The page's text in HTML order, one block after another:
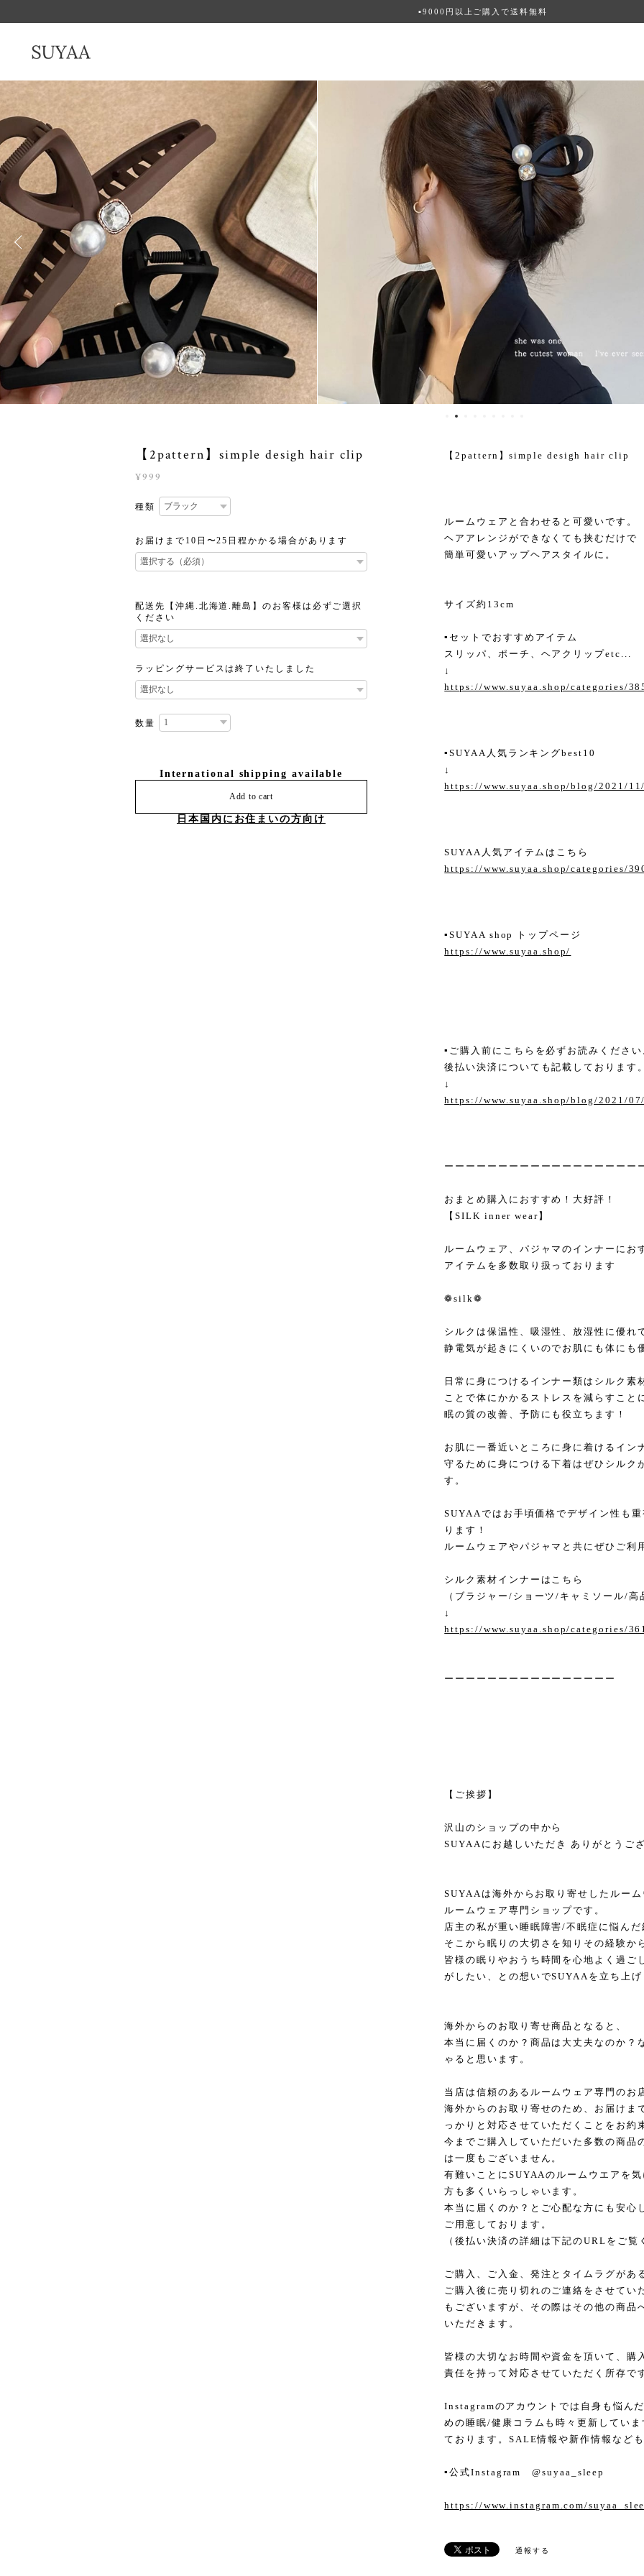
▪︎9000円以上ご購入で送料無料
【2pattern】simple desigh hair clip
¥999
種類
お届けまで10日〜25日程かかる場合があります
配送先【沖縄.北海道.離島】のお客様は必ずご選択
ください
ラッピングサービスは終了いたしました
数量
International shipping available
Add to cart
日本国内にお住まいの方向け
【2pattern】simple desigh hair clip
ルームウェアと合わせると可愛いです。
ヘアアレンジができなくても挟むだけで
簡単可愛いアップヘアスタイルに。
サイズ約13cm
▪︎セットでおすすめアイテム
スリッパ、ポーチ、ヘアクリップetc...
↓
https://www.suyaa.shop/categories/
▪︎SUYAA人気ランキングbest10
↓
https://www.suyaa.shop/blog/2021/
SUYAA人気アイテムはこちら
https://www.suyaa.shop/categories/
▪︎SUYAA shop トップページ
https://www.suyaa.shop/
▪︎ご購入前にこちらを必ずお読みください
後払い決済についても記載しております。
↓
https://www.suyaa.shop/blog/2021/
ーーーーーーーーーーーーーーーーーー
おまとめ購入におすすめ！大好評！
【SILK inner wear】
ルームウェア、パジャマのインナーにお
アイテムを多数取り扱っております
❁silk❁
シルクは保温性、吸湿性、放湿性に優れ
静電気が起きにくいのでお肌にも体にも
日常に身につけるインナー類はシルク素
ことで体にかかるストレスを減らすこと
眠の質の改善、予防にも役立ちます！
お肌に一番近いところに身に着けるイン
守るために身につける下着はぜひシルク
す。
SUYAAではお手頃価格でデザイン性も
ります！
ルームウェアやパジャマと共にぜひご利
シルク素材インナーはこちら
（ブラジャー/ショーツ/キャミソール/
↓
https://www.suyaa.shop/categories/
ーーーーーーーーーーーーーーーー
【ご挨拶】
沢山のショップの中から
SUYAAにお越しいただき ありがとうご
SUYAAは海外からお取り寄せしたルーム
ルームウェア専門ショップです。
店主の私が重い睡眠障害/不眠症に悩んだ
そこから眠りの大切さを知りその経験か
皆様の眠りやおうち時間を心地よく過ご
がしたい、との想いでSUYAAを立ち上げ
海外からのお取り寄せ商品となると、
本当に届くのか？商品は大丈夫なのか？
ゃると思います。
当店は信頼のあるルームウェア専門のお
海外からのお取り寄せのため、お届けま
っかりと対応させていただくことをお約
今までご購入していただいた多数の商品
は一度もございません。
有難いことにSUYAAのルームウエアを
方も多くいらっしゃいます。
本当に届くのか？とご心配な方にも安心
ご用意しております。
（後払い決済の詳細は下記のURLをご覧
ご購入、ご入金、発注とタイムラグがあ
ご購入後に売り切れのご連絡をさせてい
もございますが、その際はその他の商品
いただきます。
皆様の大切なお時間や資金を頂いて、購
責任を持って対応させていただく所存で
Instagramのアカウントでは自身も悩ん
めの睡眠/健康コラムも時々更新してい
ております。SALE情報や新作情報など
▪︎公式Instagram @suyaa_sleep
https://www.instagram.com/
通報する